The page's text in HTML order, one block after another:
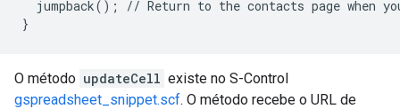
jumpback(); // Return to the contacts page when
O método updateCell existe no S-Control
gspreadsheet_snippet.scf. O método recebe o URL de